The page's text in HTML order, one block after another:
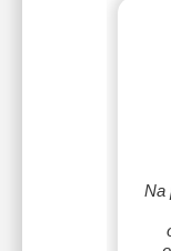
Na